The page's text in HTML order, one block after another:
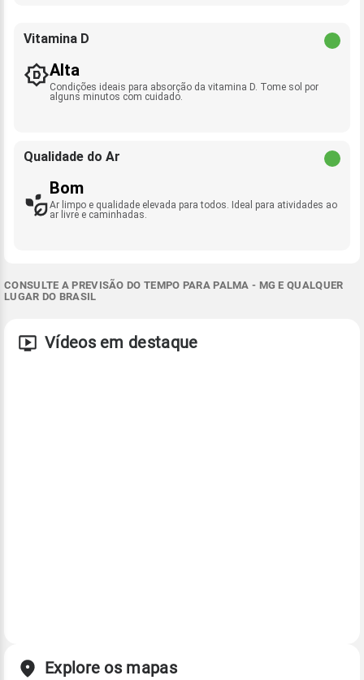
Vitamina D
Alta
Condições ideais para absorção da vitamina D. Tome sol por
alguns minutos com cuidado.
Qualidade do Ar
Bom
Ar limpo e qualidade elevada para todos. Ideal para atividades ao
ar livre e caminhadas.
CONSULTE A PREVISÃO DO TEMPO PARA PALMA - MG E QUALQUER
LUGAR DO BRASIL
Vídeos em destaque
Explore os mapas